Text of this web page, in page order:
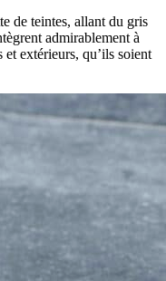
de teintes, allant du gris
admirablement à
extérieurs, qu’ils soient